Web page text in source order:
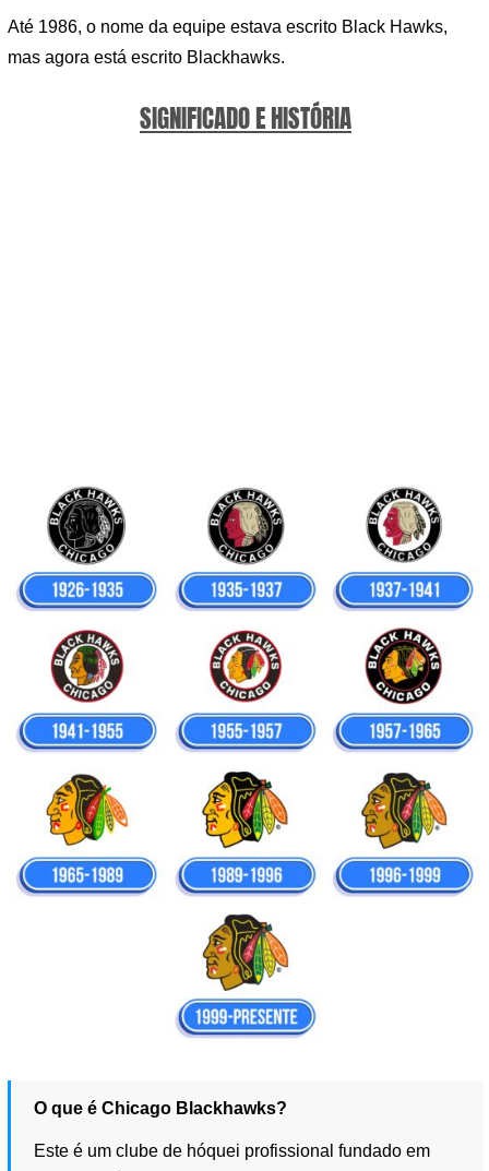
Até 1986, o nome da equipe estava escrito Black Hawks,
mas agora está escrito Blackhawks.
SIGNIFICADO E HISTÓRIA
O que é Chicago Blackhawks?
Este é um clube de hóquei profissional fundado em